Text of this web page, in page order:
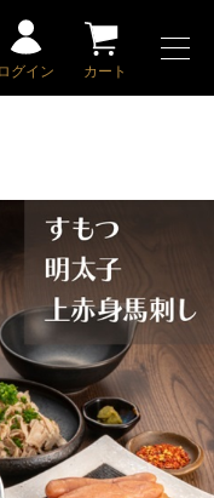
ログイン カート